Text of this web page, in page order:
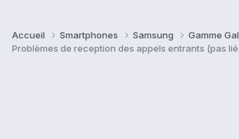
Accueil Smartphones Samsung Gamme
Problèmes de reception des appels entrants (pas